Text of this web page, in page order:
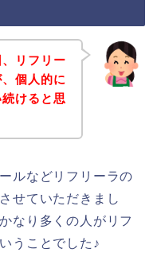
リフリー
個人的に
けると思
ルなどリフリーラの
せていただきまし
なり多くの人がリフ
うことでした♪